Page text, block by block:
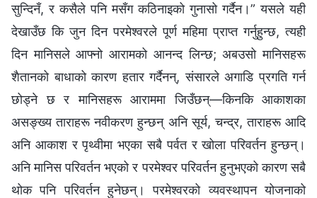
सुन्दिनँ, र कसैले पनि मसँग कठिनाइको गुनासो गर्दैन।” यसले यही
देखाउँछ कि जुन दिन परमेश्‍वरले पूर्ण महिमा प्राप्त गर्नुहुन्छ, त्यही
दिन मानिसले आफ्नो आरामको आनन्द लिन्छ; अबउसो मानिसहरू
शैतानको बाधाको कारण हतार गर्दैनन्, संसारले अगाडि प्रगति गर्न
छोड्ने छ र मानिसहरू आराममा जिउँछन्—किनकि आकाशका
असङ्ख्य ताराहरू नवीकरण हुन्छन् अनि सूर्य, चन्द्र, ताराहरू आदि
अनि आकाश र पृथ्वीमा भएका सबै पर्वत र खोला परिवर्तन हुन्छन्।
अनि मानिस परिवर्तन भएको र परमेश्‍वर परिवर्तन हुनुभएको कारण सबै
थोक पनि परिवर्तन हुनेछन्। परमेश्‍वरको व्यवस्थापन योजनाको